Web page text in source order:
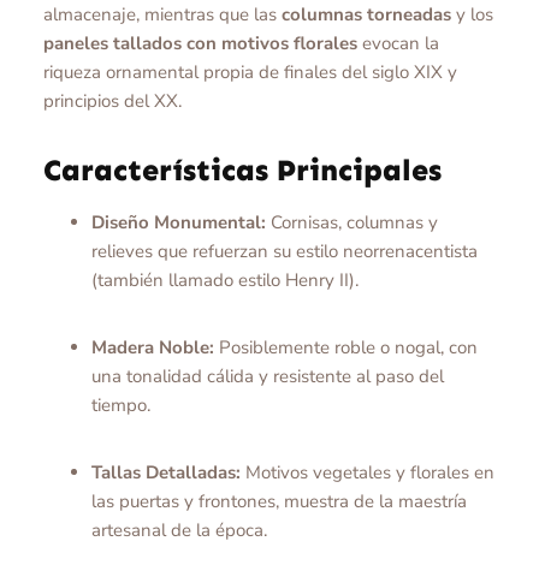
almacenaje, mientras que las columnas torneadas y los
paneles tallados con motivos florales evocan la
riqueza ornamental propia de finales del siglo XIX y
principios del XX.
Características Principales
Diseño Monumental: Cornisas, columnas y
relieves que refuerzan su estilo neorrenacentista
(también llamado estilo Henry II).
Madera Noble: Posiblemente roble o nogal, con
una tonalidad cálida y resistente al paso del
tiempo.
Tallas Detalladas: Motivos vegetales y florales en
las puertas y frontones, muestra de la maestría
artesanal de la época.